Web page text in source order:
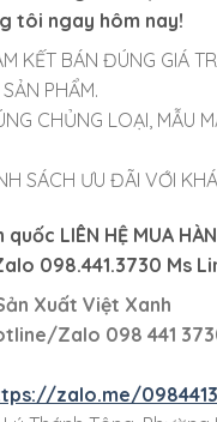
tôi ngay hôm nay!
KẾT BÁN ĐÚNG GIÁ
PHẨM.
CHỦNG LOẠI, MẪU
SÁCH ƯU ĐÃI VỚI
LIÊN HỆ MUA
098.441.3730 Ms
Xuất Việt Xanh
/Zalo 098 441
zalo.me/